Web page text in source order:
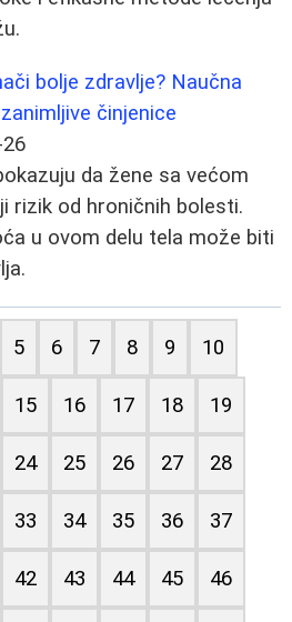
bolje zdravlje? Naučna
činjenice
da žene sa većom
rizik od hroničnih bolesti.
u ovom delu tela može biti
5 6 7 8 9 10
15 16 17 18 19
24 25 26 27 28
33 34 35 36 37
42 43 44 45 46